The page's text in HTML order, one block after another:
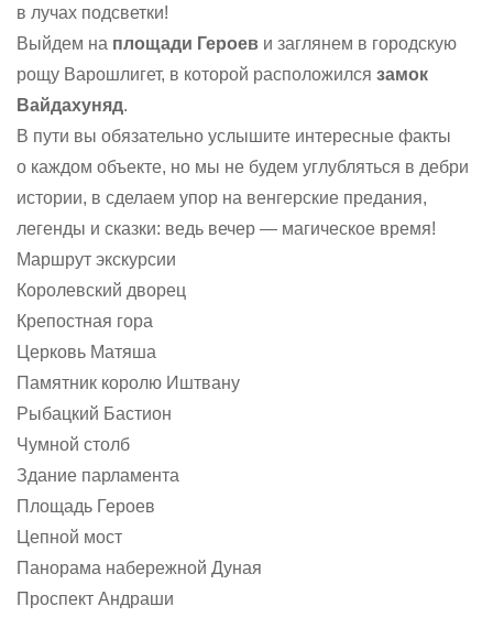
в лучах подсветки!
Выйдем на площади Героев и заглянем в городскую
рощу Варошлигет, в которой расположился замок
Вайдахуняд.
В пути вы обязательно услышите интересные факты
о каждом объекте, но мы не будем углубляться в дебри
истории, в сделаем упор на венгерские предания,
легенды и сказки: ведь вечер — магическое время!
Маршрут экскурсии
Королевский дворец
Крепостная гора
Церковь Матяша
Памятник королю Иштвану
Рыбацкий Бастион
Чумной столб
Здание парламента
Площадь Героев
Цепной мост
Панорама набережной Дуная
Проспект Андраши